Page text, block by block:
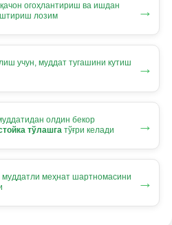
огоҳлантириш ва ишдан
лозим
→
учун, муддат тугашини кутиш
→
олдин бекор
тўлашга тўғри келади →
меҳнат шартномасини
→